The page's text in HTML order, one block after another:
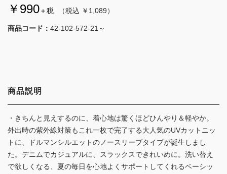
￥990＋税 （税込 ￥1,089）
商品コード： 42-102-572-21～
商品説明
・きちんと見えするのに、着心地は驚くほどひんやり＆軽やか。
外出時の紫外線対策もこれ一枚で完了する大人気のUVカットニッ
トに、ドルマンシルエットのノースリーブタイプが誕生しまし
た。デニムでカジュアルに、スラックスできれいめに。洗い替え
で欲しくなる、夏の毎日を心地よくサポートしてくれるベーシッ